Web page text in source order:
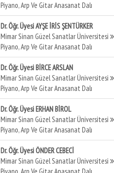
Piyano, Arp Ve Gitar Anasanat Dalı
Dr. Öğr. Üyesi AYŞE İRİS ŞENTÜRKER
Mimar Sinan Güzel Sanatlar Üniversitesi
Piyano, Arp Ve Gitar Anasanat Dalı
Dr. Öğr. Üyesi BİRCE ARSLAN
Mimar Sinan Güzel Sanatlar Üniversitesi
Piyano, Arp Ve Gitar Anasanat Dalı
Dr. Öğr. Üyesi ERHAN BİROL
Mimar Sinan Güzel Sanatlar Üniversitesi
Piyano, Arp Ve Gitar Anasanat Dalı
Dr. Öğr. Üyesi ÖNDER CEBECİ
Mimar Sinan Güzel Sanatlar Üniversitesi